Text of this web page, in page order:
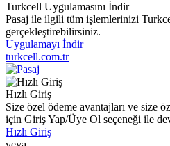
Turkcell Uygulamasını İndir
Pasaj ile ilgili tüm işlemlerinizi
gerçekleştirebilirsiniz.
Uygulamayı İndir
turkcell.com.tr
Hızlı Giriş
Size özel ödeme avantajları ve size
için Giriş Yap/Üye Ol seçeneği ile
Hızlı Giriş